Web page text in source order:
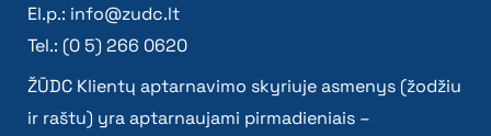
El.p.: info@zudc.lt
Tel.: (0 5) 266 0620
ŽŪDC Klientų aptarnavimo skyriuje asmenys (žodžiu
ir raštu) yra aptarnaujami pirmadieniais –